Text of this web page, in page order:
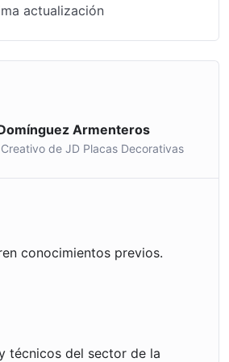
actualización
Armenteros
de JD Placas Decorativas
conocimientos previos.
técnicos del sector de la